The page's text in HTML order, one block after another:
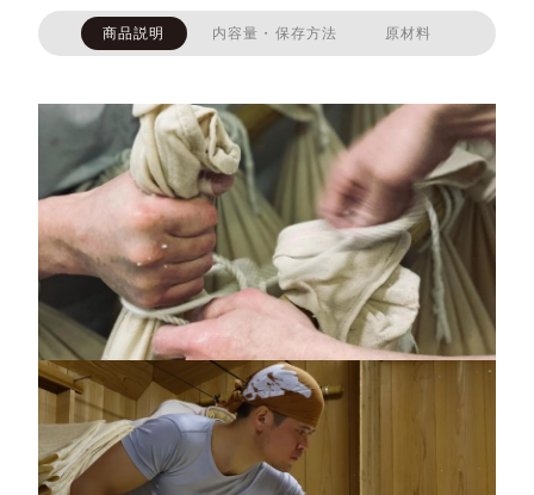
商品説明 内容量・保存方法 原材料